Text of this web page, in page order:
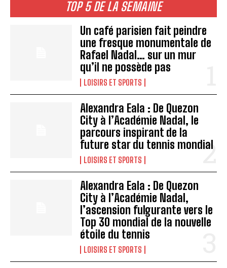
TOP 5 DE LA SEMAINE
Un café parisien fait peindre
une fresque monumentale de
Rafael Nadal… sur un mur
qu’il ne possède pas
LOISIRS ET SPORTS
Alexandra Eala : De Quezon
City à l’Académie Nadal, le
parcours inspirant de la
future star du tennis mondial
LOISIRS ET SPORTS
Alexandra Eala : De Quezon
City à l’Académie Nadal,
l’ascension fulgurante vers le
Top 30 mondial de la nouvelle
étoile du tennis
LOISIRS ET SPORTS